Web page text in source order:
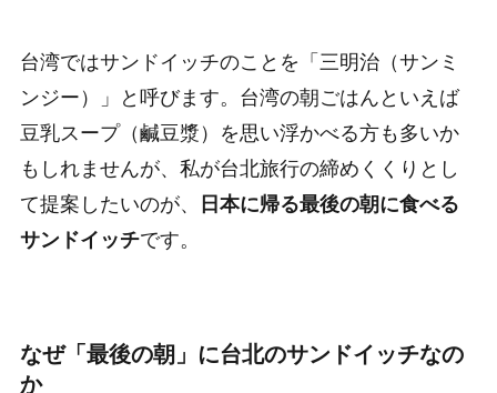
台湾ではサンドイッチのことを「三明治（サンミ
ンジー）」と呼びます。台湾の朝ごはんといえば
豆乳スープ（鹹豆漿）を思い浮かべる方も多いか
もしれませんが、私が台北旅行の締めくくりとし
て提案したいのが、
日本に帰る最後の朝に食べる
サンドイッチです。
なぜ「最後の朝」に台北のサンドイッチなの
か